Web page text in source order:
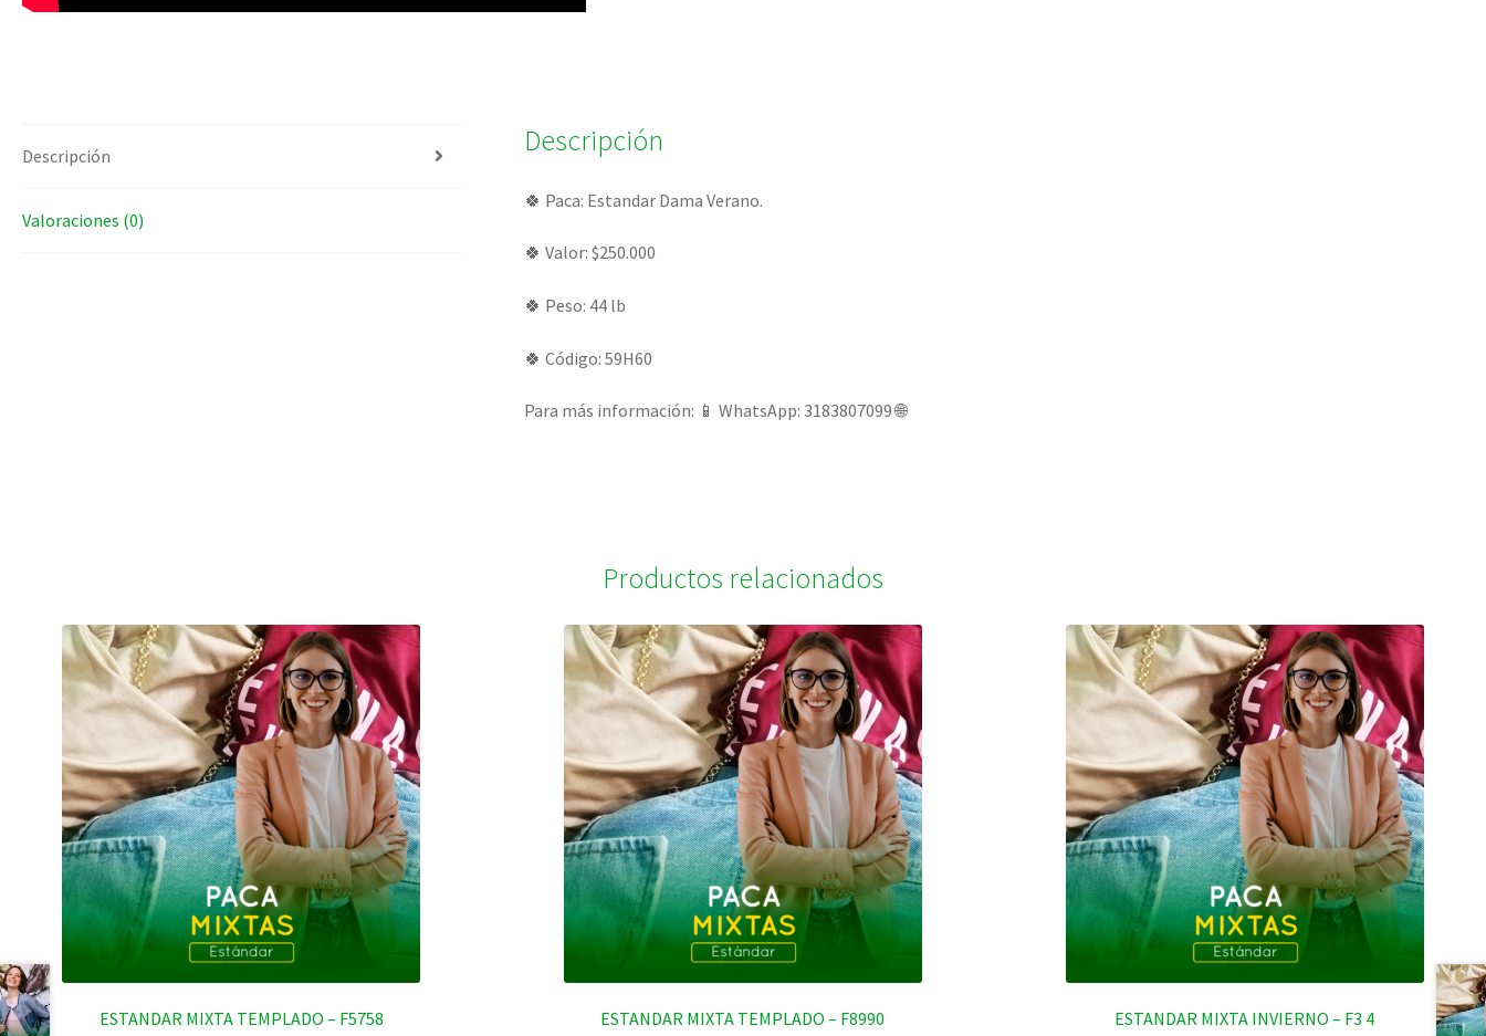
Descripción
Valoraciones (0)
Descripción
🍀 Paca: Estandar Dama Verano.
🍀 Valor: $250.000
🍀 Peso: 44 lb
🍀 Código: 59H60
Para más información: 📱 WhatsApp: 3183807099 🌐
Productos relacionados
ESTANDAR MIXTA TEMPLADO – F5758 ESTANDAR MIXTA TEMPLADO – F8990 ESTANDAR MIXTA INVIERNO – F3 4